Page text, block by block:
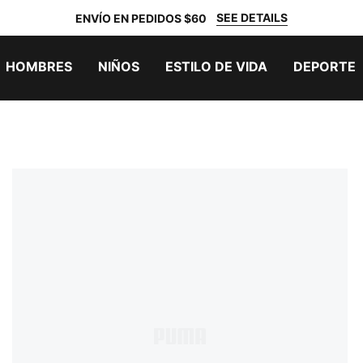
ENVÍO EN PEDIDOS $60 SEE DETAILS
HOMBRES NIÑOS ESTILO DE VIDA DEPORTE